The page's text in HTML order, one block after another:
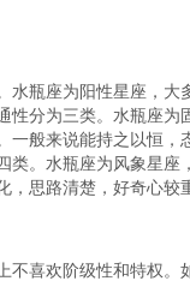
水瓶座为阳性星座，
性分为三类。水瓶座
一般来说能持之以恒，
类。水瓶座为风象星
思路清楚，好奇心较
不喜欢阶级性和特权